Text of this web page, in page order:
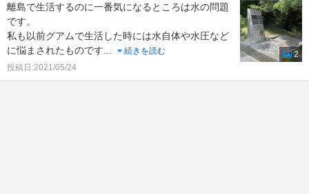
離島で生活するのに一番気になるところは水の問題
です。
私も以前グアムで生活した時には水自体や水圧など
に悩まされたものです...
続きを読む
投稿日:2021/05/24
2